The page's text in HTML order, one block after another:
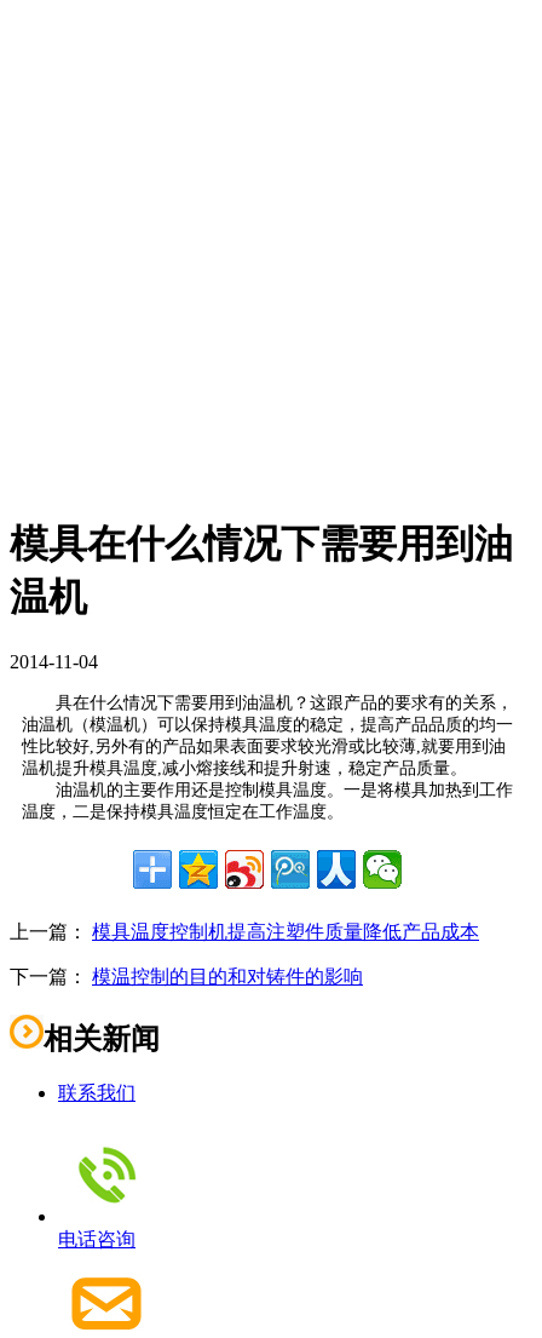
模具在什么情况下需要用到油
温机
2014-11-04
具在什么情况下需要用到油温机？这跟产品的要求有的关系，
油温机（模温机）可以保持模具温度的稳定，提高产品品质的均一
性比较好,另外有的产品如果表面要求较光滑或比较薄,就要用到油
温机提升模具温度,减小熔接线和提升射速，稳定产品质量。
油温机的主要作用还是控制模具温度。一是将模具加热到工作
温度，二是保持模具温度恒定在工作温度。
上一篇： 模具温度控制机提高注塑件质量降低产品成本
下一篇： 模温控制的目的和对铸件的影响
相关新闻
联系我们
电话咨询